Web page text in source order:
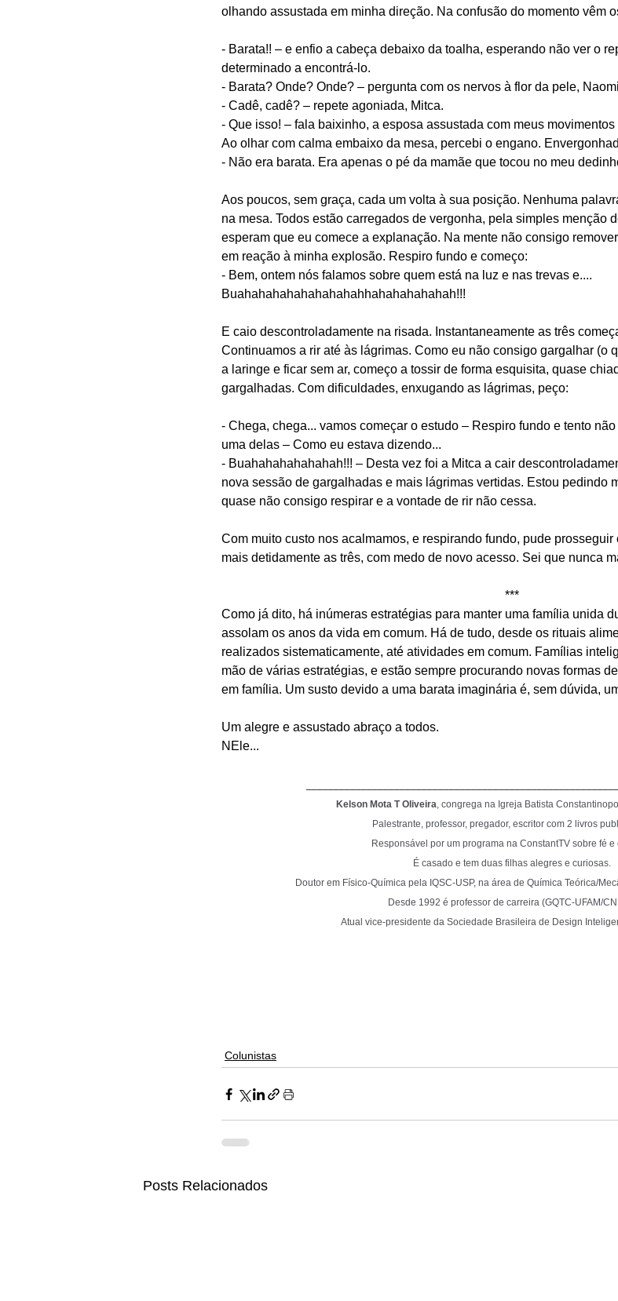
olhando assustada em minha direção. Na confusão do momento vêm
- Barata!! – e enfio a cabeça debaixo da toalha, esperando não ver o
determinado a encontrá-lo.
- Barata? Onde? Onde? – pergunta com os nervos à flor da pele,
- Cadê, cadê? – repete agoniada, Mitca.
- Que isso! – fala baixinho, a esposa assustada com meus
Ao olhar com calma embaixo da mesa, percebi o engano.
- Não era barata. Era apenas o pé da mamãe que tocou no meu
Aos poucos, sem graça, cada um volta à sua posição. Nenhuma
na mesa. Todos estão carregados de vergonha, pela simples menção
esperam que eu comece a explanação. Na mente não consigo
em reação à minha explosão. Respiro fundo e começo:
- Bem, ontem nós falamos sobre quem está na luz e nas trevas e....
Buahahahahahahahahahhahahahahahah!!!
E caio descontroladamente na risada. Instantaneamente as três
Continuamos a rir até às lágrimas. Como eu não consigo gargalhar (o
a laringe e ficar sem ar, começo a tossir de forma esquisita, quase
gargalhadas. Com dificuldades, enxugando as lágrimas, peço:
- Chega, chega... vamos começar o estudo – Respiro fundo e tento
uma delas – Como eu estava dizendo...
- Buahahahahahahah!!! – Desta vez foi a Mitca a cair
nova sessão de gargalhadas e mais lágrimas vertidas. Estou pedindo
quase não consigo respirar e a vontade de rir não cessa.
Com muito custo nos acalmamos, e respirando fundo, pude
mais detidamente as três, com medo de novo acesso. Sei que nunca
***
Como já dito, há inúmeras estratégias para manter uma família unida
assolam os anos da vida em comum. Há de tudo, desde os rituais
realizados sistematicamente, até atividades em comum. Famílias
mão de várias estratégias, e estão sempre procurando novas formas
em família. Um susto devido a uma barata imaginária é, sem dúvida,
Um alegre e assustado abraço a todos.
NEle...
Kelson Mota T Oliveira, congrega na Igreja Batista
Palestrante, professor, pregador, escritor com 2 livros
Responsável por um programa na ConstantTV sobre fé e
É casado e tem duas filhas alegres e curiosas.
Doutor em Físico-Química pela IQSC-USP, na área de Química Teórica/
Desde 1992 é professor de carreira (GQTC-UFAM/
Atual vice-presidente da Sociedade Brasileira de Design
Colunistas
Posts Relacionados